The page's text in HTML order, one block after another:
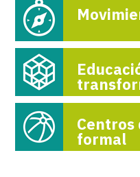
Centros
formal